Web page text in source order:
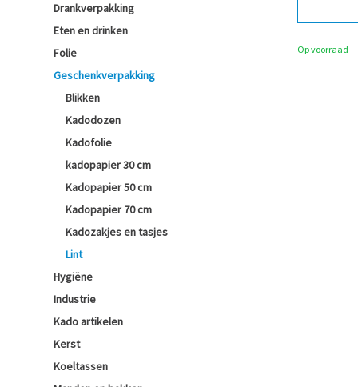
Drankverpakking
Eten en drinken
Folie
Geschenkverpakking
Blikken
Kadodozen
Kadofolie
kadopapier 30 cm
Kadopapier 50 cm
Kadopapier 70 cm
Kadozakjes en tasjes
Lint
Hygiëne
Industrie
Kado artikelen
Kerst
Koeltassen
Op voorraad